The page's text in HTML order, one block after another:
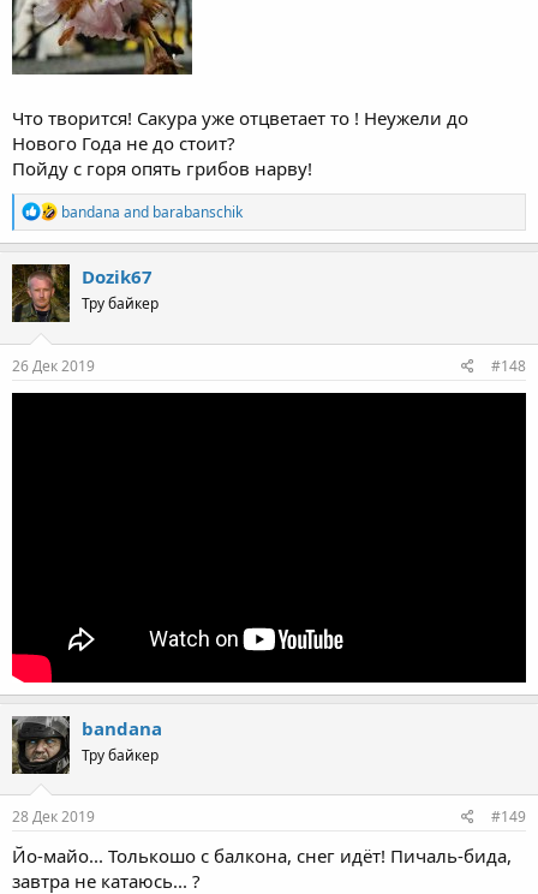
Что творится! Сакура уже отцветает то ! Неужели до
Нового Года не до стоит?
Пойду с горя опять грибов нарву!
R
e
a
c
t
i
o
n
s
bandana and barabanschik
Dozik67
Тру байкер
26 Дек 2019 #148
bandana
Тру байкер
28 Дек 2019 #149
Йо-майо... Толькошо с балкона, снег идёт! Пичаль-бида,
завтра не катаюсь... ?